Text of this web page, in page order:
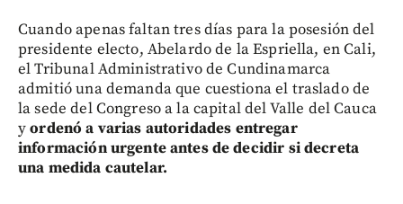
Cuando apenas faltan tres días para la posesión del
presidente electo, Abelardo de la Espriella, en Cali,
el Tribunal Administrativo de Cundinamarca
admitió una demanda que cuestiona el traslado de
la sede del Congreso a la capital del Valle del Cauca
yordenó a varias autoridades entregar
información urgente antes de decidir si decreta
una medida cautelar.